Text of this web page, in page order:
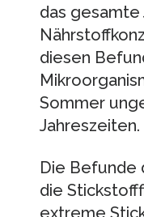
das gesamte
diesen
Sommer
Jahreszeiten.
Die Befunde
die
extreme